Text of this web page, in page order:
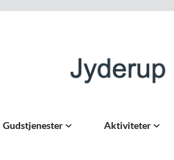
Gudstjenester Aktiviteter